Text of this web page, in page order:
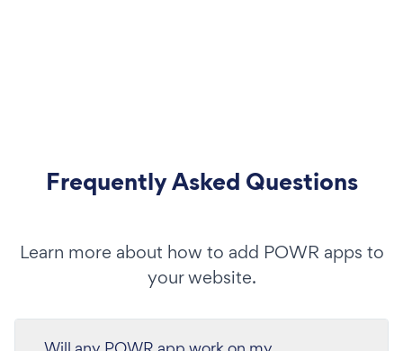
Frequently Asked Questions
Learn more about how to add POWR apps to
your website.